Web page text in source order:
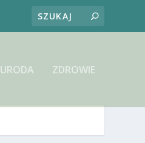
URODA ZDROWIE